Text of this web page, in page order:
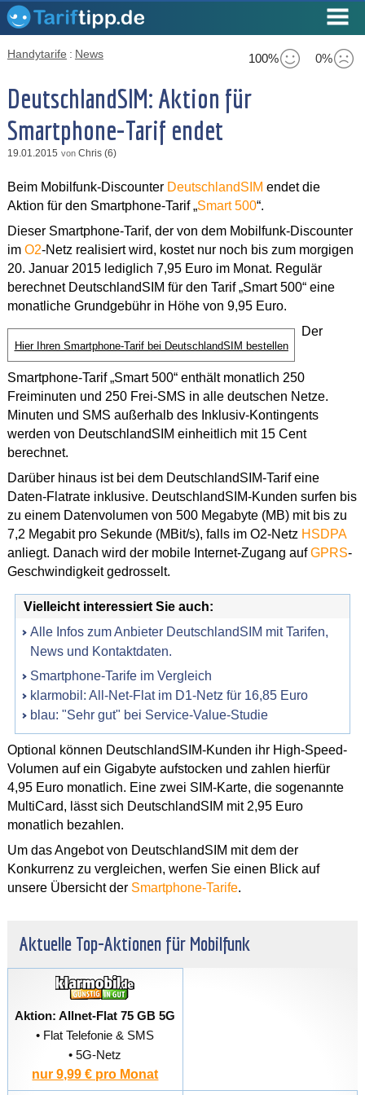
100% 0%
Handytarife : News
DeutschlandSIM: Aktion für
Smartphone-Tarif endet
19.01.2015 von Chris (6)
Beim Mobilfunk-Discounter DeutschlandSIM endet die
Aktion für den Smartphone-Tarif „Smart 500“.
Dieser Smartphone-Tarif, der von dem Mobilfunk-Discounter
im O2-Netz realisiert wird, kostet nur noch bis zum morgigen
20. Januar 2015 lediglich 7,95 Euro im Monat. Regulär
berechnet DeutschlandSIM für den Tarif „Smart 500“ eine
monatliche Grundgebühr in Höhe von 9,95 Euro.
Hier Ihren Smartphone-Tarif bei DeutschlandSIM bestellen
Der
Smartphone-Tarif „Smart 500“ enthält monatlich 250
Freiminuten und 250 Frei-SMS in alle deutschen Netze.
Minuten und SMS außerhalb des Inklusiv-Kontingents
werden von DeutschlandSIM einheitlich mit 15 Cent
berechnet.
Darüber hinaus ist bei dem DeutschlandSIM-Tarif eine
Daten-Flatrate inklusive. DeutschlandSIM-Kunden surfen bis
zu einem Datenvolumen von 500 Megabyte (MB) mit bis zu
7,2 Megabit pro Sekunde (MBit/s), falls im O2-Netz HSDPA
anliegt. Danach wird der mobile Internet-Zugang aufGPRS-
Geschwindigkeit gedrosselt.
Vielleicht interessiert Sie auch:
Alle Infos zum Anbieter DeutschlandSIM mit Tarifen,
News und Kontaktdaten.
Smartphone-Tarife im Vergleich
klarmobil: All-Net-Flat im D1-Netz für 16,85 Euro
blau: "Sehr gut" bei Service-Value-Studie
Optional können DeutschlandSIM-Kunden ihr High-Speed-
Volumen auf ein Gigabyte aufstocken und zahlen hierfür
4,95 Euro monatlich. Eine zwei SIM-Karte, die sogenannte
MultiCard, lässt sich DeutschlandSIM mit 2,95 Euro
monatlich bezahlen.
Um das Angebot von DeutschlandSIM mit dem der
Konkurrenz zu vergleichen, werfen Sie einen Blick auf
unsere Übersicht der Smartphone-Tarife.
Aktuelle Top-Aktionen für Mobilfunk
Aktion: Allnet-Flat 75 GB 5G
• Flat Telefonie & SMS
• 5G-Netz
nur 9,99 € pro Monat